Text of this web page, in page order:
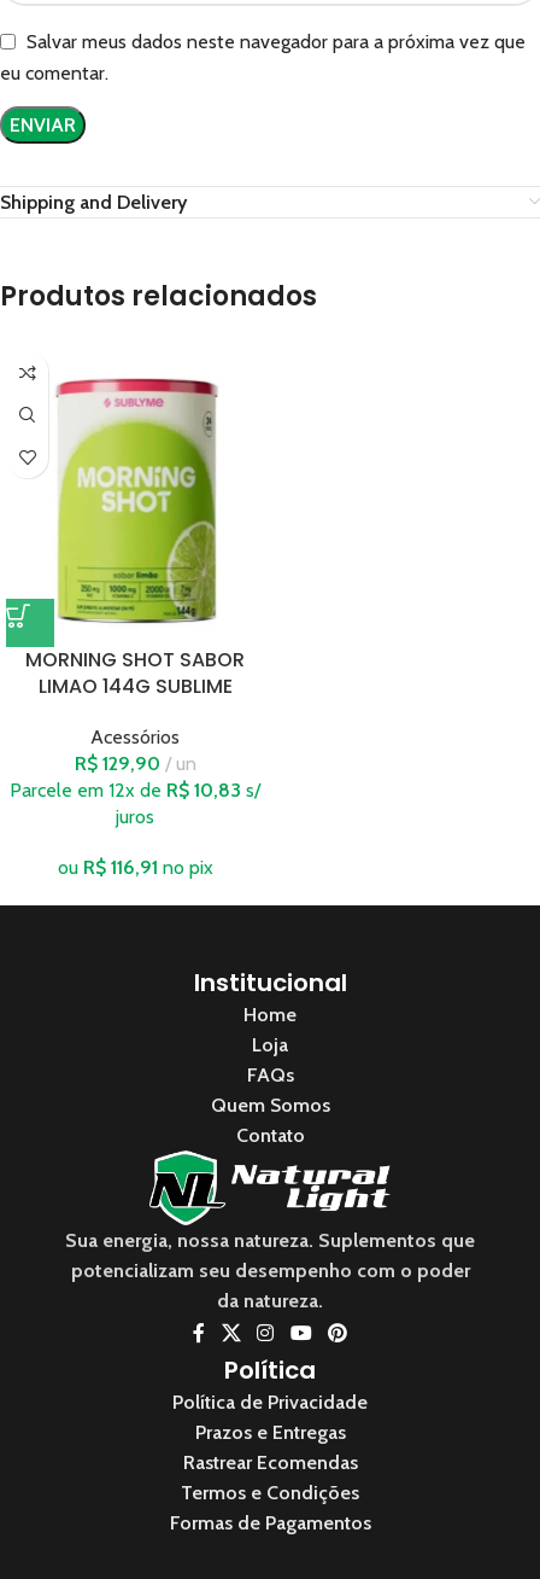
Salvar meus dados neste navegador para a próxima vez que
eu comentar.
Shipping and Delivery
Produtos relacionados
MORNING SHOT SABOR
LIMAO 144G SUBLIME
Acessórios
R$129,90
un
Parcele em 12x de R$ 10,83 s/
juros
ou R$116,91 no pix
Institucional
Home
Loja
FAQs
Quem Somos
Contato
Sua energia, nossa natureza. Suplementos que
potencializam seu desempenho com o poder
da natureza.
Política
Política de Privacidade
Prazos e Entregas
Rastrear Ecomendas
Termos e Condições
Formas de Pagamentos